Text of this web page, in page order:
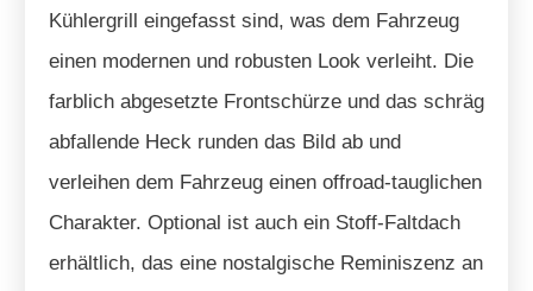
Kühlergrill eingefasst sind, was dem Fahrzeug
einen modernen und robusten Look verleiht. Die
farblich abgesetzte Frontschürze und das schräg
abfallende Heck runden das Bild ab und
verleihen dem Fahrzeug einen offroad-tauglichen
Charakter. Optional ist auch ein Stoff-Faltdach
erhältlich, das eine nostalgische Reminiszenz an